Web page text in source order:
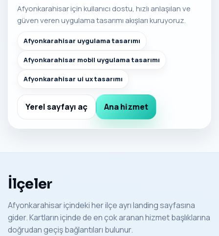
Afyonkarahisar için kullanıcı dostu, hızlı anlaşılan ve
güven veren uygulama tasarımı akışları kuruyoruz.
Afyonkarahisar uygulama tasarımı
Afyonkarahisar mobil uygulama tasarımı
Afyonkarahisar ui ux tasarımı
Yerel sayfayı aç Ana hizmet
İlçeler
Afyonkarahisar içindeki her ilçe ayrı landing sayfasına
gider. Kartların içinde de en çok aranan hizmet başlıklarına
doğrudan geçiş bağlantıları bulunur.